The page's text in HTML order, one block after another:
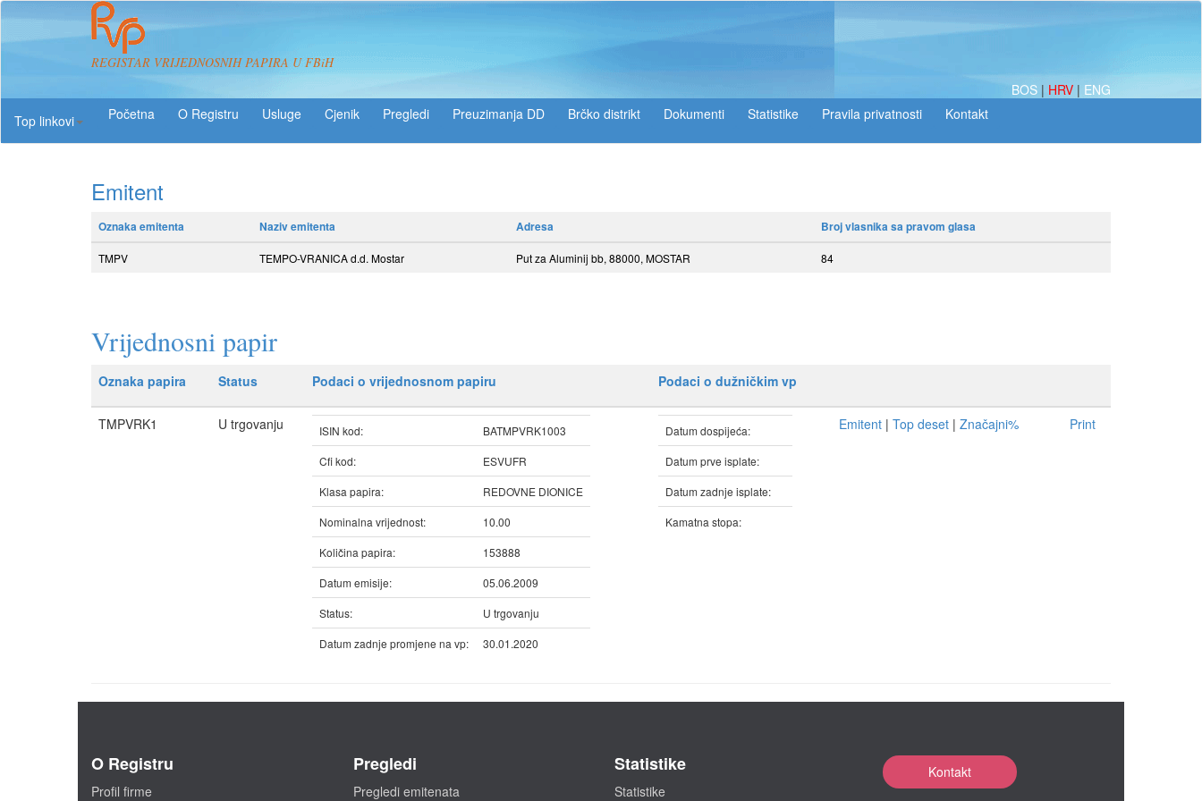
REGISTAR VRIJEDNOSNIH PAPIRA U FBiH
BOS | HRV | ENG
Top linkovi
O Registru Usluge Pregledi Preuzimanja DD Brčko distrikt Dokumenti Statistike
Emitent
Oznaka emitenta Naziv emitenta Adresa Broj vlasnika sa pravom glasa
TMPV TEMPO-VRANICA d.d. Mostar Put za Aluminij bb, 88000, MOSTAR 84
Vrijednosni papir
Oznaka papira Status Podaci o vrijednosnom papiru Podaci o dužničkim vp
TMPVRK1 U trgovanju ISIN kod:
BATMPVRK1003
Cfi kod:
ESVUFR
Klasa papira:
REDOVNE DIONICE
Nominalna vrijednost:
10.00
Količina papira:
153888
Datum emisije:
05.06.2009
Status:
U trgovanju
Datum zadnje promjene na vp:
30.01.2020
Datum dospijeća:
Datum prve isplate:
Datum zadnje isplate:
Kamatna stopa:
Emitent | Top deset | Značajni% Print
O Registru
Profil firme
Pregledi
Pregledi emitenata
Statistike
Statistike
Kontakt